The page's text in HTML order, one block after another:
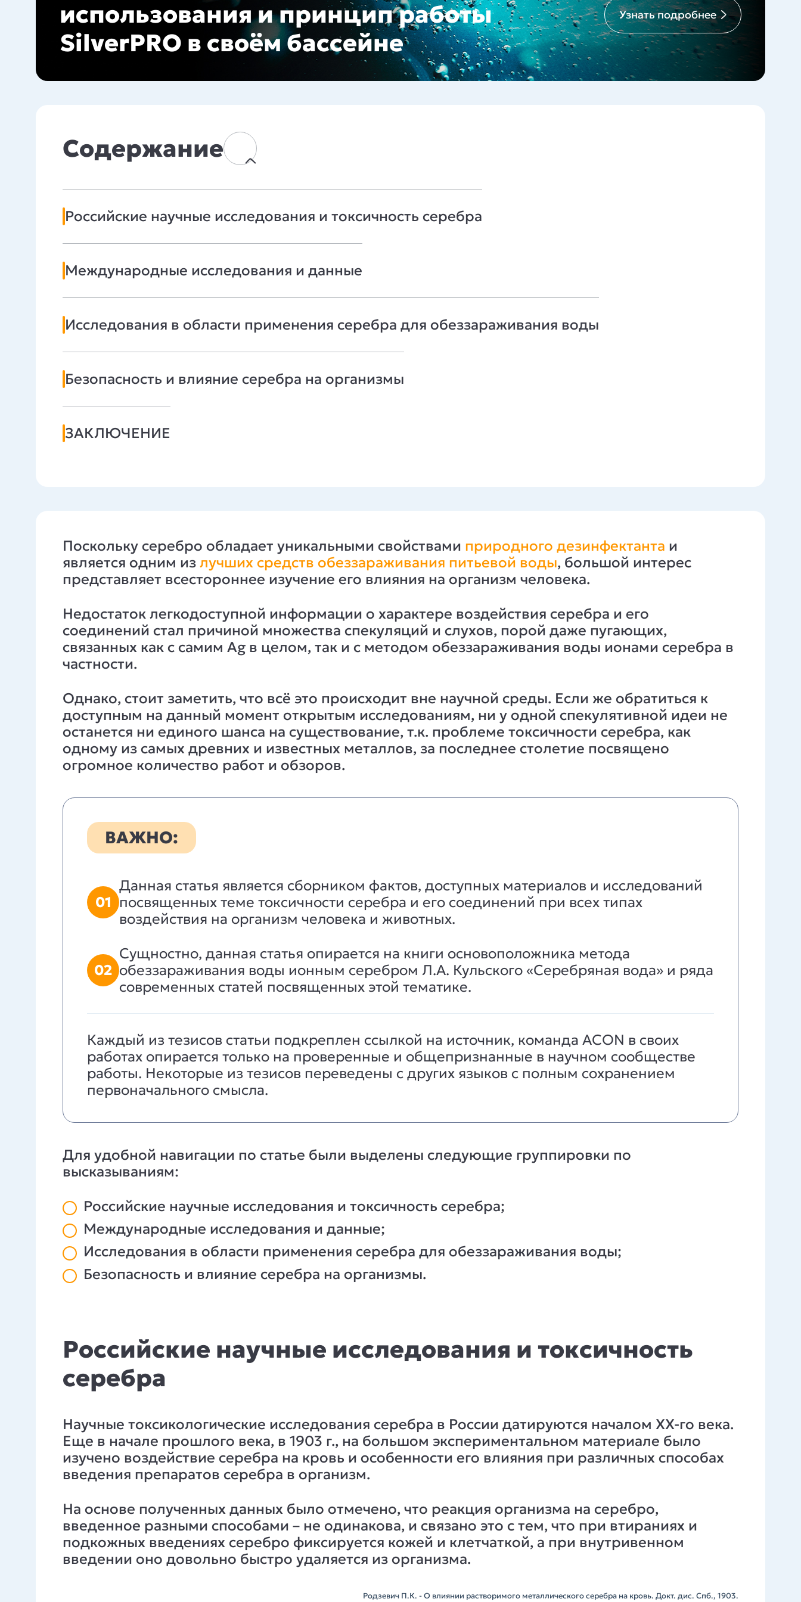
использования и принцип работы
SilverPRO в своём бассейне
Узнать подробнее
Содержание
Российские научные исследования и токсичность серебра
Международные исследования и данные
Исследования в области применения серебра для обеззараживания воды
Безопасность и влияние серебра на организмы
ЗАКЛЮЧЕНИЕ
Поскольку серебро обладает уникальными свойствами природного дезинфектанта и
является одним из лучших средств обеззараживания питьевой воды, большой интерес
представляет всестороннее изучение его влияния на организм человека.
Недостаток легкодоступной информации о характере воздействия серебра и его
соединений стал причиной множества спекуляций и слухов, порой даже пугающих,
связанных как с самим Ag в целом, так и с методом обеззараживания воды ионами серебра в
частности.
Однако, стоит заметить, что всё это происходит вне научной среды. Если же обратиться к
доступным на данный момент открытым исследованиям, ни у одной спекулятивной идеи не
останется ни единого шанса на существование, т.к. проблеме токсичности серебра, как
одному из самых древних и известных металлов, за последнее столетие посвящено
огромное количество работ и обзоров.
ВАЖНО:
01
Данная статья является сборником фактов, доступных материалов и исследований
посвященных теме токсичности серебра и его соединений при всех типах
воздействия на организм человека и животных.
02
Сущностно, данная статья опирается на книги основоположника метода
обеззараживания воды ионным серебром Л.А. Кульского «Серебряная вода» и ряда
современных статей посвященных этой тематике.
Каждый из тезисов статьи подкреплен ссылкой на источник, команда ACON в своих
работах опирается только на проверенные и общепризнанные в научном сообществе
работы. Некоторые из тезисов переведены с других языков с полным сохранением
первоначального смысла.
Для удобной навигации по статье были выделены следующие группировки по
высказываниям:
Российские научные исследования и токсичность серебра;
Международные исследования и данные;
Исследования в области применения серебра для обеззараживания воды;
Безопасность и влияние серебра на организмы.
Российские научные исследования и токсичность
серебра
Научные токсикологические исследования серебра в России датируются началом XX-го века.
Еще в начале прошлого века, в 1903 г., на большом экспериментальном материале было
изучено воздействие серебра на кровь и особенности его влияния при различных способах
введения препаратов серебра в организм.
На основе полученных данных было отмечено, что реакция организма на серебро,
введенное разными способами – не одинакова, и связано это с тем, что при втираниях и
подкожных введениях серебро фиксируется кожей и клетчаткой, а при внутривенном
введении оно довольно быстро удаляется из организма.
Родзевич П.К. - О влиянии растворимого металлического серебра на кровь. Докт. дис. Спб., 1903.